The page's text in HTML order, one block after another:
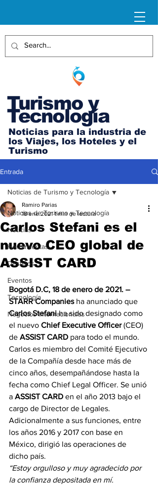
Turismo y
Tecnología
Noticias para la industria de
los Viajes, los Hoteles y el
Turismo
Entrada
Noticias de Turismo y Tecnología
Noticias
Herramientas
Destinos
Eventos
Tecnología
Negocios Internacionales
Noticias de Turismo y Tecnología
Carlos Stefani es el
nuevo CEO global de
ASSIST CARD
Ramiro Parias
18 ene 2021 1 min de lectura
Bogotá D.C, 18 de enero de 2021. –
STARR Companies ha anunciado que
Carlos Stefani ha sido designado como
el nuevo Chief Executive Officer (CEO)
de ASSIST CARD para todo el mundo.
Carlos es miembro del Comité Ejecutivo
de la Compañía desde hace más de
cinco años, desempañándose hasta la
fecha como Chief Legal Officer. Se unió
a ASSIST CARD en el año 2013 bajo el
cargo de Director de Legales.
Adicionalmente a sus funciones, entre
los años 2016 y 2017 con base en
México, dirigió las operaciones de
dicho país.
“Estoy orgulloso y muy agradecido por
la confianza depositada en mí.